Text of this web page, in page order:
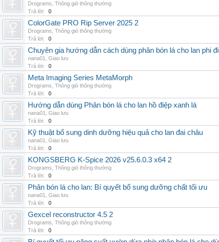
Drograms Thông gió thông thường
Trả lời:
0
ColorGate PRO Rip Server 2025 2
Drograms Thông gió thông thường
Trả lời:
0
Chuyên gia hướng dẫn cách dùng phân bón lá cho lan phi
nana01
Giao lưu
Trả lời:
0
Meta Imaging Series MetaMorph
Drograms Thông gió thông thường
Trả lời:
0
Hướng dẫn dùng Phân bón lá cho lan hồ điệp xanh lá
nana01
Giao lưu
Trả lời:
0
Kỹ thuật bổ sung dinh dưỡng hiệu quả cho lan đai châu
nana01
Giao lưu
Trả lời:
0
KONGSBERG K-Spice 2026 v25.6.0.3 x64 2
Drograms Thông gió thông thường
Trả lời:
0
Phân bón lá cho lan: Bí quyết bổ sung dưỡng chất tối ưu
nana01
Giao lưu
Trả lời:
0
Gexcel reconstructor 4.5 2
Drograms Thông gió thông thường
Trả lời:
0